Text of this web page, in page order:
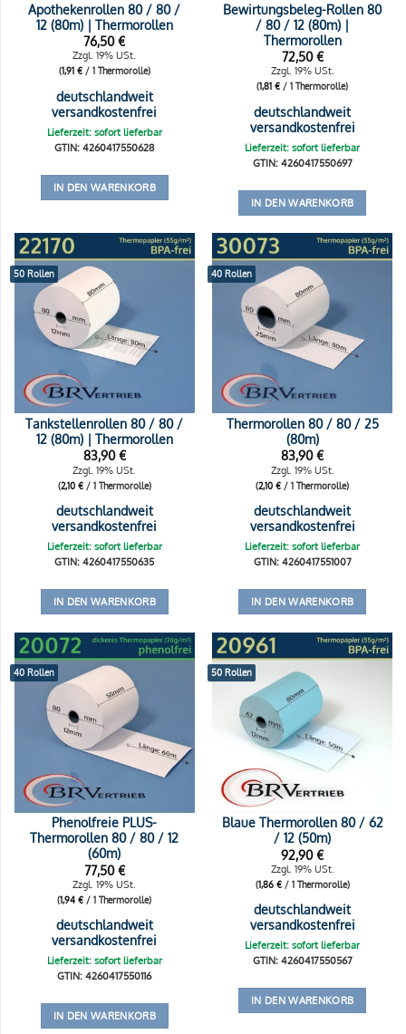
Apothekenrollen 80 / 80 /
12 (80m) | Thermorollen
76,50€
Zzgl. 19% USt.
(1,91 €/ 1 Thermorolle)
deutschlandweit
versandkostenfrei
Lieferzeit: sofort lieferbar
GTIN: 4260417550628
IN DEN WARENKORB
Bewirtungsbeleg-Rollen 80
/ 80 / 12 (80m) |
Thermorollen
72,50€
Zzgl. 19% USt.
(1,81€ / 1 Thermorolle)
deutschlandweit
versandkostenfrei
Lieferzeit: sofort lieferbar
GTIN: 4260417550697
IN DEN WARENKORB
50 Rollen
Tankstellenrollen 80 / 80 /
12 (80m) | Thermorollen
83,90€
Zzgl. 19% USt.
(2,10 €/ 1 Thermorolle)
deutschlandweit
versandkostenfrei
Lieferzeit: sofort lieferbar
GTIN: 4260417550635
IN DEN WARENKORB
40 Rollen
Thermorollen 80 / 80 / 25
(80m)
83,90€
Zzgl. 19% USt.
(2,10€ / 1 Thermorolle)
deutschlandweit
versandkostenfrei
Lieferzeit: sofort lieferbar
GTIN: 4260417551007
IN DEN WARENKORB
40 Rollen
Phenolfreie PLUS-
Thermorollen 80 / 80 / 12
(60m)
77,50€
Zzgl. 19% USt.
(1,94€ / 1 Thermorolle)
deutschlandweit
versandkostenfrei
Lieferzeit: sofort lieferbar
GTIN: 4260417550116
IN DEN WARENKORB
50 Rollen
Blaue Thermorollen 80 / 62
/ 12 (50m)
92,90€
Zzgl. 19% USt.
(1,86 €/ 1 Thermorolle)
deutschlandweit
versandkostenfrei
Lieferzeit: sofort lieferbar
GTIN: 4260417550567
IN DEN WARENKORB